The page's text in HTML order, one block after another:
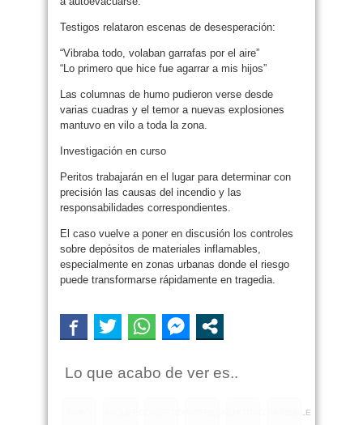
Testigos relataron escenas de desesperación:
“Vibraba todo, volaban garrafas por el aire”
“Lo primero que hice fue agarrar a mis hijos”
Las columnas de humo pudieron verse desde
varias cuadras y el temor a nuevas explosiones
mantuvo en vilo a toda la zona.
Investigación en curso
Peritos trabajarán en el lugar para determinar con
precisión las causas del incendio y las
responsabilidades correspondientes.
El caso vuelve a poner en discusión los controles
sobre depósitos de materiales inflamables,
especialmente en zonas urbanas donde el riesgo
puede transformarse rápidamente en tragedia.
Lo que acabo de ver es..
INCREIBLE